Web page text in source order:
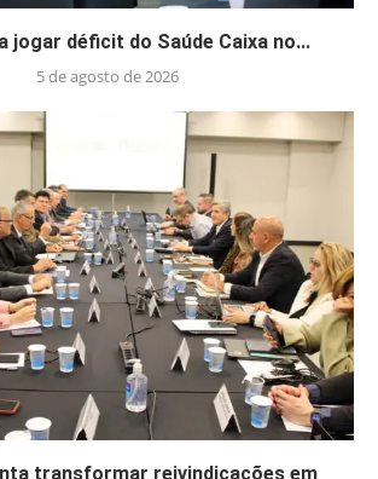
jogar déficit do Saúde Caixa no...
5 de agosto de 2026
transformar reivindicações em